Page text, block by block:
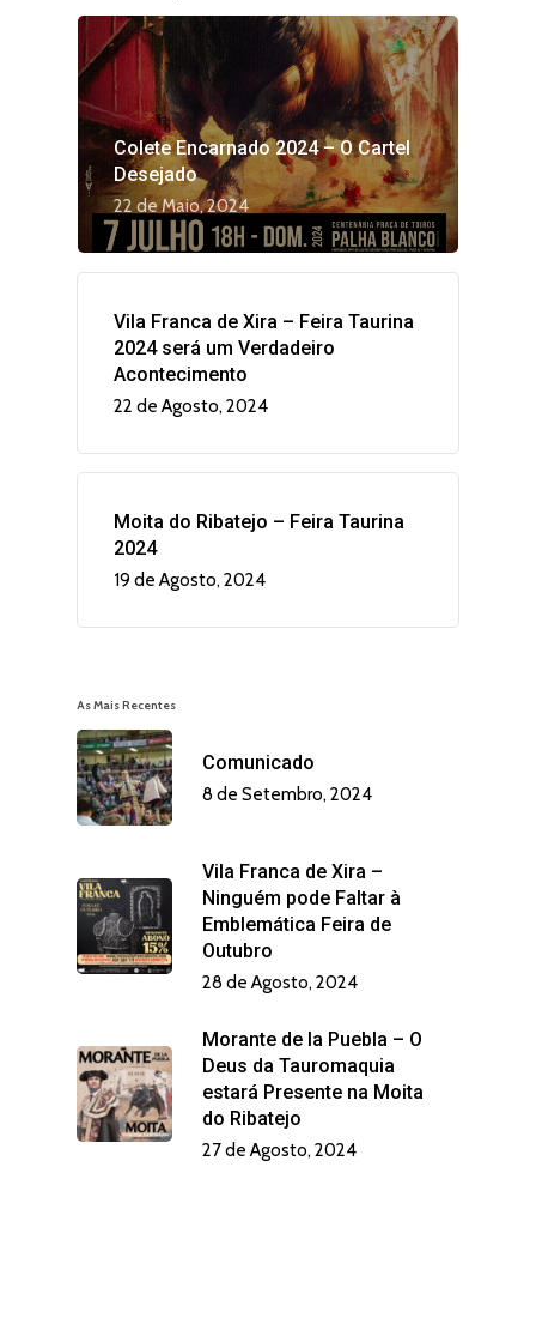
Colete Encarnado 2024 – O Cartel
Desejado
22 de Maio, 2024
Vila Franca de Xira – Feira Taurina
2024 será um Verdadeiro
Acontecimento
22 de Agosto, 2024
Moita do Ribatejo – Feira Taurina
2024
19 de Agosto, 2024
As Mais Recentes
Comunicado
8 de Setembro, 2024
Vila Franca de Xira –
Ninguém pode Faltar à
Emblemática Feira de
Outubro
28 de Agosto, 2024
Morante de la Puebla – O
Deus da Tauromaquia
estará Presente na Moita
do Ribatejo
27 de Agosto, 2024